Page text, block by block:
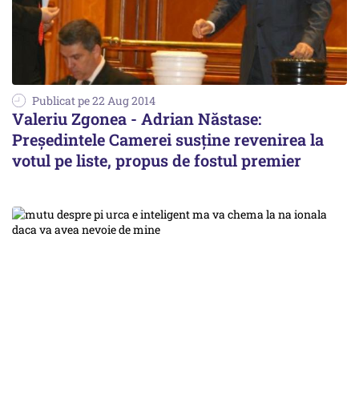
Publicat pe 22 Aug 2014
Valeriu Zgonea - Adrian Năstase:
Președintele Camerei susține revenirea la
votul pe liste, propus de fostul premier